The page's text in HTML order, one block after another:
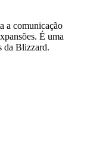
a comunicação
É uma
da Blizzard.